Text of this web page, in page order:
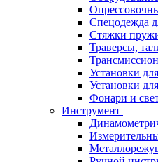
Спецодежда
Стяжки
Траверсы,
Установки
Установки
Фонари и
Инструмент